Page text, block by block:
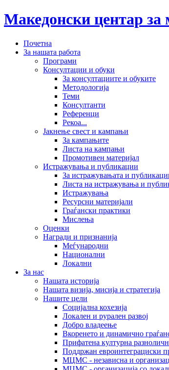
Македонски центар
Почетна
За нашата работа
Програми
Консултации и обуки
За консултациите и обуките
Методологија
Теми
Консултанти
Референци
Рекоа...
Јакнење свест и кампањи
За кампањите
Листа на кампањи
Промотивен материјал
Истражувања и публикации
За истражувањата и
Листа на истражувања и
Истражувања
Ресурсни материјали
Граѓански практики
Мислења
Оценки
Награди и признанија
Меѓународни
Национални
Локални
За нас
Нашата историја
Нашата визија, мисија и стратегија
Нашите цели
Социјална кохезија
Локален и рурален развој
Добро владеење
Вкоренето и динамично
Прифатена културна
Поддржан евроинтеграциски
МЦМС - независна и